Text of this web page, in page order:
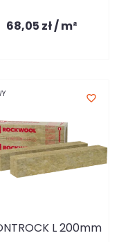
68,05 zł / m²
favorite_border
L 200mm